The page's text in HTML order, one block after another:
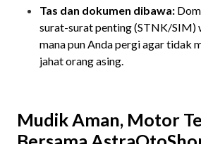
Tas dan dokumen dibawa:
surat-surat penting (STNK/SIM)
mana pun Anda pergi agar tidak
jahat orang asing.
Mudik Aman, Motor